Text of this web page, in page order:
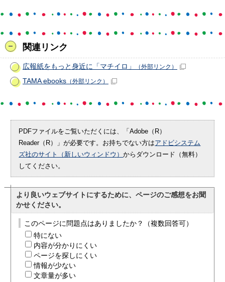
関連リンク
広報紙をもっと身近に「マチイロ」 （外部リンク）
TAMA ebooks （外部リンク）
PDFファイルをご覧いただくには、「Adobe（R）
Reader（R）」が必要です。お持ちでない方はアドビシステム
ズ社のサイト（新しいウィンドウ）からダウンロード（無料）
してください。
より良いウェブサイトにするために、ページのご感想をお聞
かせください。
このページに問題点はありましたか？（複数回答可）
特にない
内容が分かりにくい
ページを探しにくい
情報が少ない
文章量が多い